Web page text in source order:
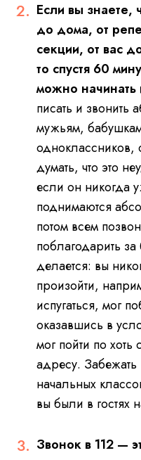
Если вы знаете,
до дома, от
секции, от вас
то спустя 60
можно начинать
писать и
мужьям,
одноклассников,
думать, что это
если он никогда
поднимаются
потом всем
поблагодарить
делается: вы
произойти,
испугаться, мог
оказавшись в
мог пойти по
адресу.
начальных
вы были в гостях
Звонок в 112 —